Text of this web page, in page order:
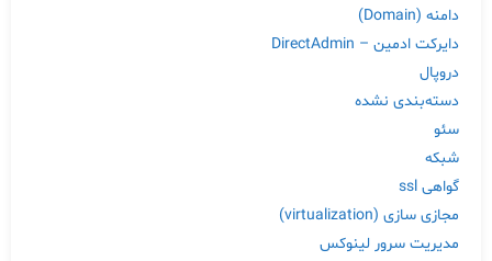
دامنه (Domain)
دایرکت ادمین – DirectAdmin
دروپال
دسته‌بندی نشده
سئو
شبکه
گواهی ssl
مجازی سازی (virtualization)
مدیریت سرور لینوکس